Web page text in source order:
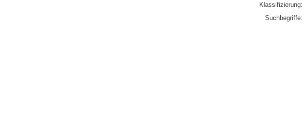
Klassifizierung:
Suchbegriffe: